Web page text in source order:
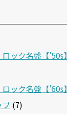
ック名盤【'50s】
ック名盤【'60s】
プ (7)